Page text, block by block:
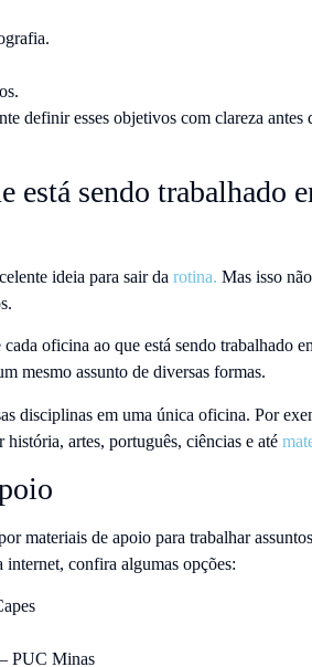
definir esses objetivos com clareza antes
está sendo trabalhado
ideia para sair da rotina. Mas isso
oficina ao que está sendo trabalhado
mesmo assunto de diversas formas.
disciplinas em uma única oficina. Por
artes, português, ciências e até
materiais de apoio para trabalhar assuntos
confira algumas opções:
PUC Minas